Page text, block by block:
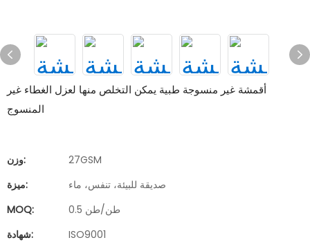
أقمشة غير منسوجة طبية يمكن التخلص منها لعزل الغطاء غير
المنسوج
وزن:
27GSM
ميزة:
صديقة للبيئة، تنفس، ماء
MOQ:
0.5 طن/طن
شهادة:
ISO9001